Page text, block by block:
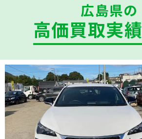
広島県の
高価買取実績